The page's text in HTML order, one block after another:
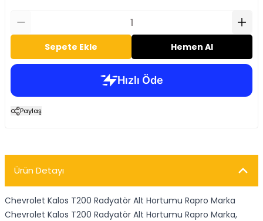
Sepete Ekle Hemen Al
Paylaş
Ürün Detayı
Chevrolet Kalos T200 Radyatör Alt Hortumu Rapro Marka
Chevrolet Kalos T200 Radyatör Alt Hortumu Rapro Marka,